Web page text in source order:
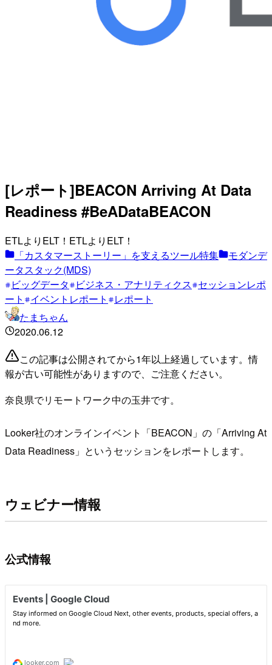
[レポート]BEACON Arriving At Data
Readiness #BeADataBEACON
ETLよりELT！ETLよりELT！
「カスタマーストーリー」を支えるツール特集
モダンデ
ータスタック(MDS)
ビッグデータ
ビジネス・アナリティクス セッションレポ
ート
イベントレポート
レポート
たまちゃん
2020.06.12
この記事は公開されてから1年以上経過しています。情
報が古い可能性がありますので、ご注意ください。
奈良県でリモートワーク中の玉井です。
Looker社のオンラインイベント「BEACON」の「Arriving At
Data Readiness」というセッションをレポートします。
ウェビナー情報
公式情報